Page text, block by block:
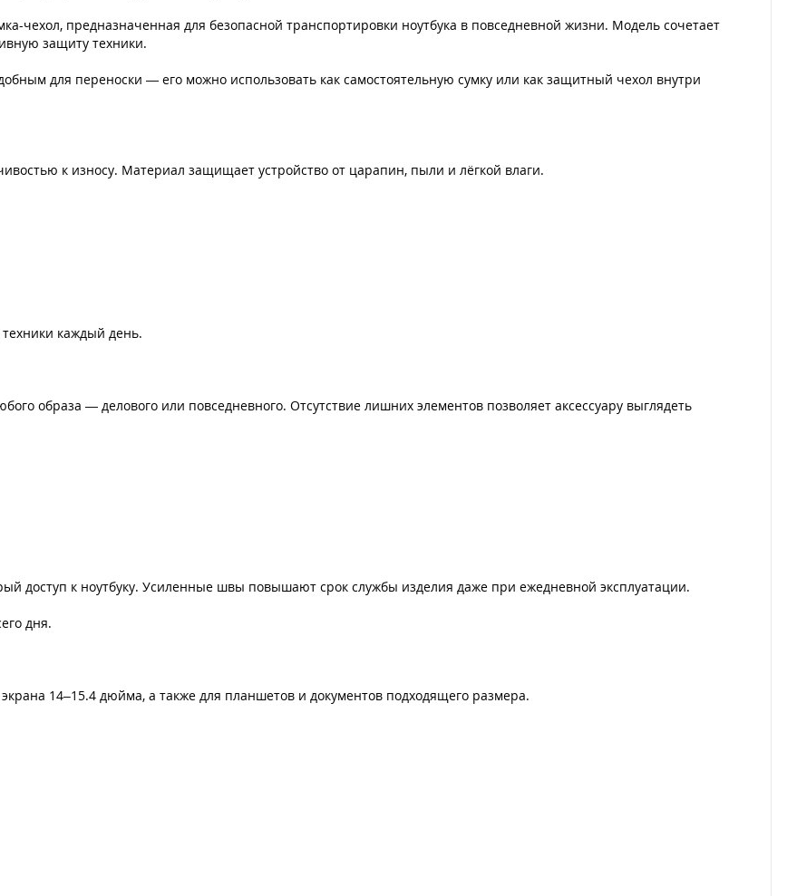
чехол, предназначенная для безопасной транспортировки ноутбука в повседневной жизни. Модель сочетает
защиту техники.
для переноски — его можно использовать как самостоятельную сумку или как защитный чехол внутри
к износу. Материал защищает устройство от царапин, пыли и лёгкой влаги.
каждый день.
образа — делового или повседневного. Отсутствие лишних элементов позволяет аксессуару выглядеть
доступ к ноутбуку. Усиленные швы повышают срок службы изделия даже при ежедневной эксплуатации.
дня.
14–15.4 дюйма, а также для планшетов и документов подходящего размера.